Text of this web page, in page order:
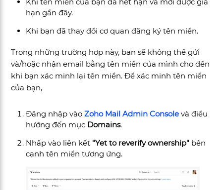
hạn gần đây.
Khi bạn đã thay đổi cơ quan đăng ký tên miền.
Trong những trường hợp này, bạn sẽ không thể gửi
và/hoặc nhận email bằng tên miền của mình cho đến
khi bạn xác minh lại tên miền. Để xác minh tên miền
của bạn,
Đăng nhập vàoZoho MailAdmin Console và điều
hướng đến mục Domains.
Nhấp vào liên kết "Yet to reverify ownership" bên
cạnh tên miền tương ứng.